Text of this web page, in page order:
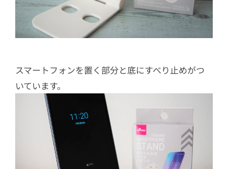
スマートフォンを置く部分と底にすべり止めがつ
いています。